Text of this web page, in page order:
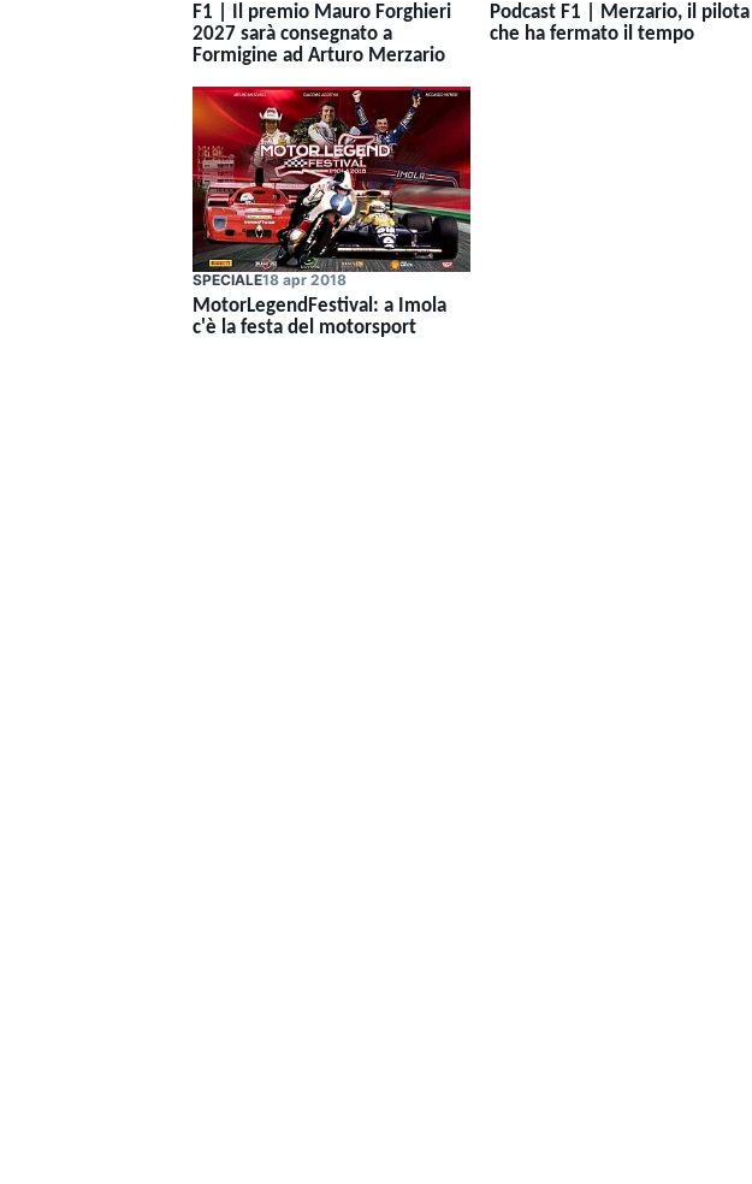
F1 | Il premio Mauro Forghieri
2027 sarà consegnato a
Formigine ad Arturo Merzario
Podcast F1 | Merzario, il pilota
che ha fermato il tempo
SPECIALE18 apr 2018
MotorLegendFestival: a Imola
c'è la festa del motorsport